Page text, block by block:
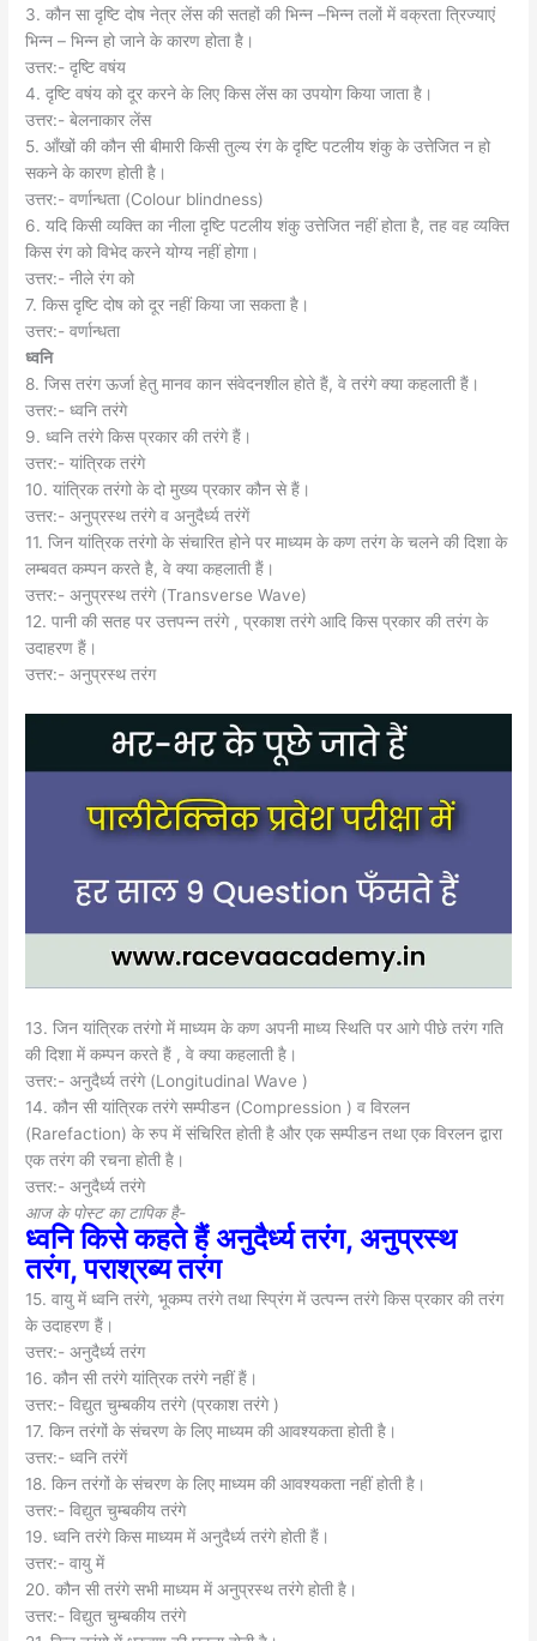
3. कौन सा दृष्टि दोष नेत्र लेंस की सतहों की भिन्न –भिन्न तलों में वक्रता त्रिज्याएं
भिन्न – भिन्न हो जाने के कारण होता है।
उत्तर:- दृष्टि वषंय
4. दृष्टि वषंय को दूर करने के लिए किस लेंस का उपयोग किया जाता है।
उत्तर:- बेलनाकार लेंस
5. आँखों की कौन सी बीमारी किसी तुल्य रंग के दृष्टि पटलीय शंकु के उत्तेजित न हो
सकने के कारण होती है।
उत्तर:- वर्णान्धता (Colour blindness)
6. यदि किसी व्यक्ति का नीला दृष्टि पटलीय शंकु उत्तेजित नहीं होता है, तह वह व्यक्ति
किस रंग को विभेद करने योग्य नहीं होगा।
उत्तर:- नीले रंग को
7. किस दृष्टि दोष को दूर नहीं किया जा सकता है।
उत्तर:- वर्णान्धता
ध्वनि
8. जिस तरंग ऊर्जा हेतु मानव कान संवेदनशील होते हैं, वे तरंगे क्या कहलाती हैं।
उत्तर:- ध्वनि तरंगे
9. ध्वनि तरंगे किस प्रकार की तरंगे हैं।
उत्तर:- यांत्रिक तरंगे
10. यांत्रिक तरंगो के दो मुख्य प्रकार कौन से हैं।
उत्तर:- अनुप्रस्थ तरंगे व अनुदैर्ध्य तरंगें
11. जिन यांत्रिक तरंगो के संचारित होने पर माध्यम के कण तरंग के चलने की दिशा के
लम्बवत कम्पन करते है, वे क्या कहलाती हैं।
उत्तर:- अनुप्रस्थ तरंगे (Transverse Wave)
12. पानी की सतह पर उत्तपन्न तरंगे , प्रकाश तरंगे आदि किस प्रकार की तरंग के
उदाहरण हैं।
उत्तर:- अनुप्रस्थ तरंग
13. जिन यांत्रिक तरंगो में माध्यम के कण अपनी माध्य स्थिति पर आगे पीछे तरंग गति
की दिशा में कम्पन करते हैं , वे क्या कहलाती है।
उत्तर:- अनुदैर्ध्य तरंगे (Longitudinal Wave )
14. कौन सी यांत्रिक तरंगे सम्पीडन (Compression ) व विरलन
(Rarefaction) के रुप में संचिरित होती है और एक सम्पीडन तथा एक विरलन द्वारा
एक तरंग की रचना होती है।
उत्तर:- अनुदैर्ध्य तरंगे
आज के पाेस्ट का टापिक है-
ध्वनि किसे कहते हैं अनुदैर्ध्य तरंग, अनुप्रस्थ
तरंग, पराश्रब्य तरंग
15. वायु में ध्वनि तरंगे, भूकम्प तरंगे तथा स्प्रिंग में उत्पन्न तरंगे किस प्रकार की तरंग
के उदाहरण हैं।
उत्तर:- अनुदैर्ध्य तरंग
16. कौन सी तरंगे यांत्रिक तरंगे नहीं हैं।
उत्तर:- विद्युत चुम्बकीय तरंगे (प्रकाश तरंगे )
17. किन तरंगों के संचरण के लिए माध्यम की आवश्यकता होती है।
उत्तर:- ध्वनि तरंगें
18. किन तरंगों के संचरण के लिए माध्यम की आवश्यकता नहीं होती है।
उत्तर:- विद्युत चुम्बकीय तरंगे
19. ध्वनि तरंगे किस माध्यम में अनुदैर्ध्य तरंगे होती हैं।
उत्तर:- वायु में
20. कौन सी तरंगे सभी माध्यम में अनुप्रस्थ तरंगे होती है।
उत्तर:- विद्युत चुम्बकीय तरंगे